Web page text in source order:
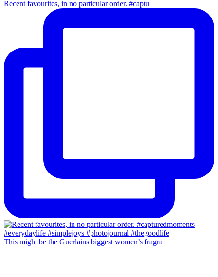
Recent favourites, in no particular order. #captu
This might be the Guerlains biggest women’s fragra